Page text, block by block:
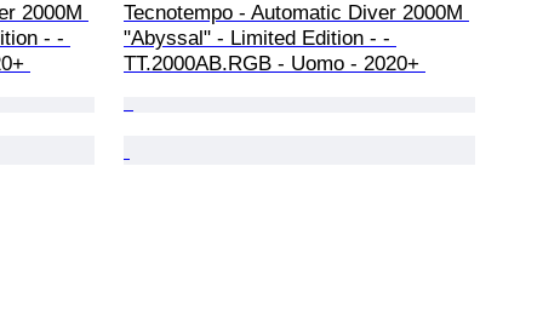
2000M
- -
Tecnotempo - Automatic Diver 2000M
"Abyssal" - Limited Edition - -
TT.2000AB.RGB - Uomo - 2020+